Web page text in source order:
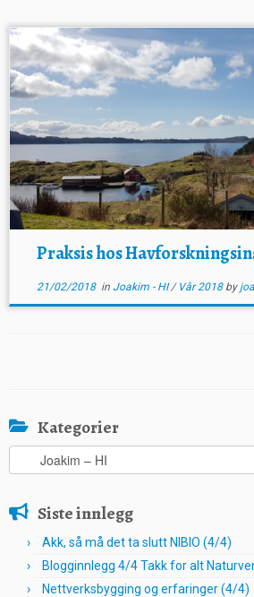
Praksis hos
21/02/2018in Joakim - HI/ Vår 2018 by
Kategorier
Kategorier
Siste innlegg
Akk, så må det ta slutt NIBIO (4/4)
Blogginnlegg 4/4 Takk for alt
Nettverksbygging og erfaringer (4/4)